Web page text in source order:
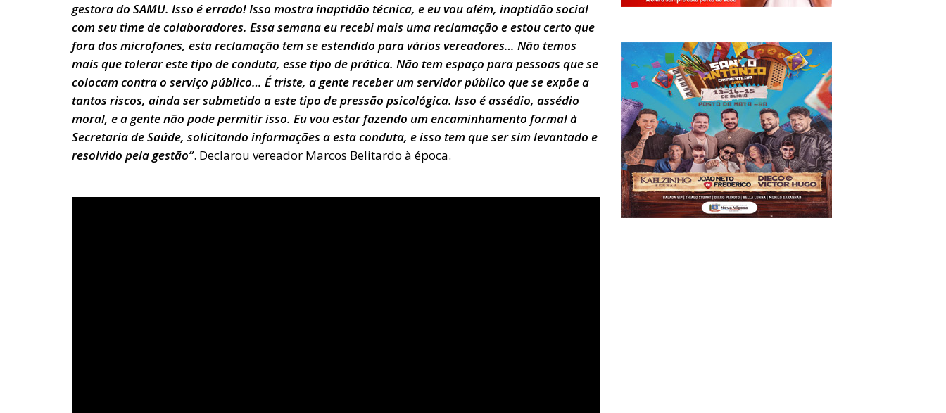
gestora do SAMU. Isso é errado! Isso mostra inaptidão técnica, e eu vou além, inaptidão social
com seu time de colaboradores. Essa semana eu recebi mais uma reclamação e estou certo que
fora dos microfones, esta reclamação tem se estendido para vários vereadores… Não temos
mais que tolerar este tipo de conduta, esse tipo de prática. Não tem espaço para pessoas que se
colocam contra o serviço público… É triste, a gente receber um servidor público que se expõe a
tantos riscos, ainda ser submetido a este tipo de pressão psicológica. Isso é assédio, assédio
moral, e a gente não pode permitir isso. Eu vou estar fazendo um encaminhamento formal à
Secretaria de Saúde, solicitando informações a esta conduta, e isso tem que ser sim levantado e
resolvido pela gestão”. Declarou vereador Marcos Belitardo à época.